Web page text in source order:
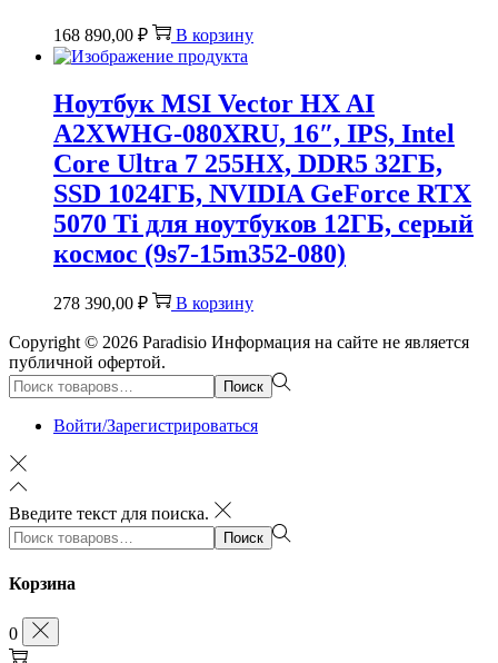
168 890,00 ₽ В корзину
Ноутбук MSI Vector HX AI
A2XWHG-080XRU, 16″, IPS, Intel
Core Ultra 7 255HX, DDR5 32ГБ,
SSD 1024ГБ, NVIDIA GeForce RTX
5070 Ti для ноутбуков 12ГБ, серый
космос (9s7-15m352-080)
278 390,00 ₽ В корзину
Copyright © 2026 Paradisio Информация на сайте не является
публичной офертой.
Поиск:>
Поиск
Войти/Зарегистрироваться
Введите текст для поиска.
Поиск:>
Поиск
Корзина
0